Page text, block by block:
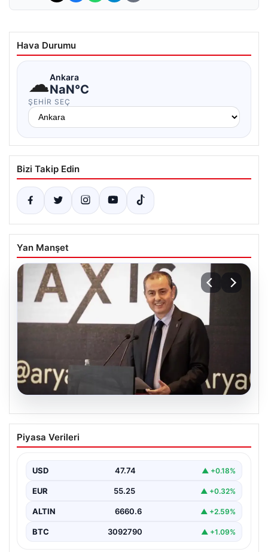
Hava Durumu
☁Ankara
NaN°C
ŞEHIR SEÇ
Bizi Takip Edin
Yan Manşet
07.08.2026
İş Bankası Yönetiminde Sürpriz
Değişiklik: Hakan Aran Görevini
Türkiye'nin köklü bankalarından İş Bankası'nda yönetim
Bankanın uzun…
Piyasa Verileri
USD 47.74 ▲ +0.18%
EUR 55.25 ▲ +0.32%
ALTIN 6660.6 ▲ +2.59%
BTC 3092790 ▲ +1.09%